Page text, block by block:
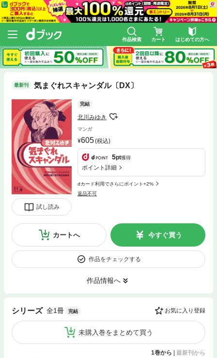
作品検索 カート はじめての方へ
最新刊 気まぐれスキャンダル〔DX〕
試し読み
完結
北川みゆき
マンガ
605(税込)
5pt獲得
ポイント詳細
dカード利用でさらにポイント+2%
返品不可
カートへ 今すぐ買う
作品をチェックする
作品情報へ
シリーズ 全1冊 完結 お気に入り登録
未購入巻をまとめて買う
1巻から 最新刊から